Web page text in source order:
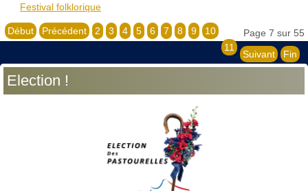
Festival folklorique
Page 7 sur 55
Début Précédent 2 3 4 5 6 7 8 9
10
11
Suivant Fin
Election !